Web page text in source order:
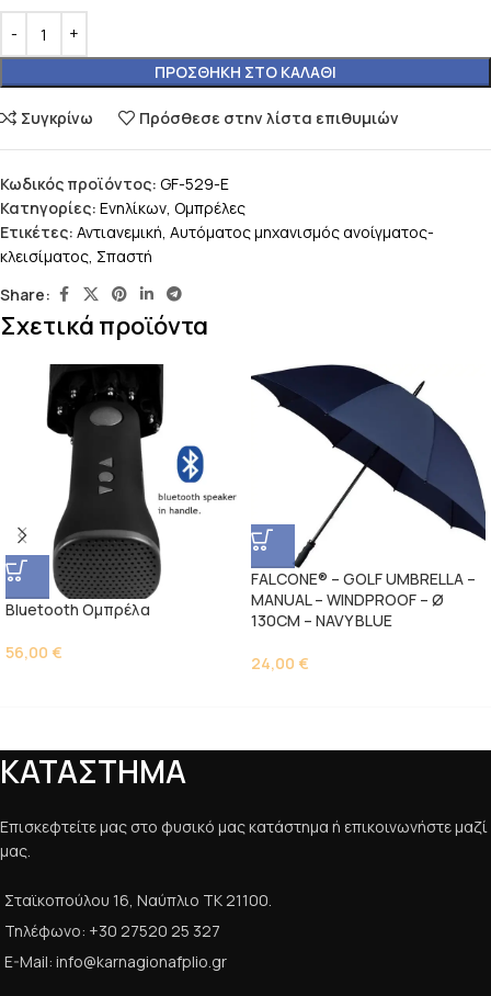
ΠΡΟΣΘΉΚΗ ΣΤΟ ΚΑΛΆΘΙ
Συγκρίνω Πρόσθεσε στην λίστα επιθυμιών
Κωδικός προϊόντος: GF-529-E
Κατηγορίες: Ενηλίκων, Ομπρέλες
Ετικέτες: Αντιανεμική, Αυτόματος μηχανισμός ανοίγματος-
κλεισίματος, Σπαστή
Share:
Σχετικά προϊόντα
Bluetooth Ομπρέλα
56,00 €
FALCONE® – GOLF UMBRELLA –
MANUAL – WINDPROOF – Ø
130CM – NAVY BLUE
24,00 €
ΚΑΤΑΣΤΗΜΑ
Επισκεφτείτε μας στο φυσικό μας κατάστημα ή επικοινωνήστε μαζί
μας.
Σταϊκοπούλου 16, Ναύπλιο ΤΚ 21100.
Τηλέφωνο: +30 27520 25 327
E-Mail: info@karnagionafplio.gr